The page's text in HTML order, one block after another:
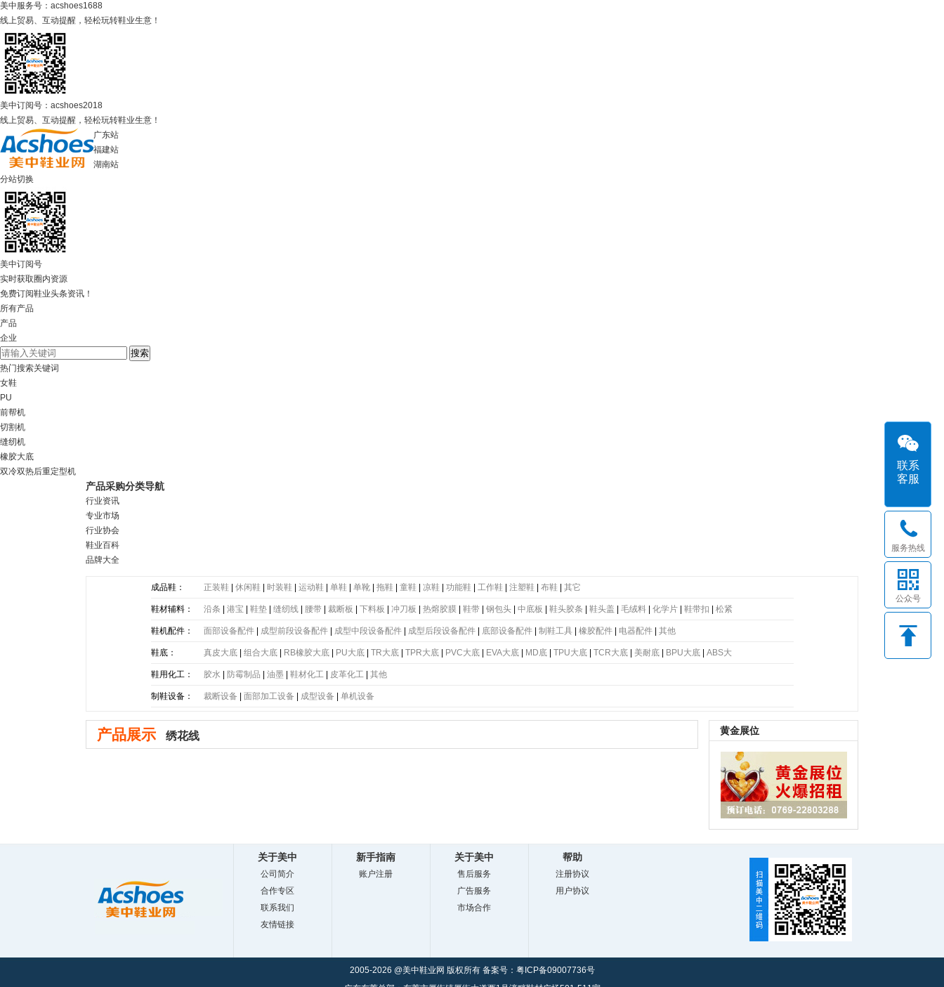
美中服务号：acshoes1688
线上贸易、互动提醒，轻松玩转鞋业生意！
美中订阅号：acshoes2018
线上贸易、互动提醒，轻松玩转鞋业生意！
广东站
福建站
湖南站
分站切换
美中订阅号
实时获取圈内资源
免费订阅鞋业头条资讯！
所有产品
产品
企业
热门搜索关键词
女鞋
PU
前帮机
切割机
缝纫机
橡胶大底
双冷双热后重定型机
产品采购分类导航
行业资讯
专业市场
行业协会
鞋业百科
品牌大全
成品鞋： 正装鞋| 休闲鞋| 时装鞋| 运动鞋| 单鞋| 单靴| 拖鞋| 童鞋| 凉鞋| 功能鞋| 工作鞋| 注塑鞋| 布鞋| 其它
鞋材辅料： 沿条 港宝 鞋垫| 缝纫线| 腰带| 裁断板 下料板 冲刀板 热熔胶膜 鞋带| 钢包头| 中底板 鞋头胶条 鞋头盖 毛绒料| 化学片| 鞋带扣 松紧
带|塑胶片|其他
鞋机配件： 面部设备配件| 成型前段设备配件| 成型中段设备配件| 成型后段设备配件| 底部设备配件| 制鞋工具 橡胶配件| 电器配件| 其他
鞋底： 真皮大底| 组合大底| RB橡胶大底| PU大底| TR大底| TPR大底| PVC大底| EVA大底| MD底| TPU大底| TCR大底| 美耐底| BPU大底| ABS大
底|PE大底|PP大底|SBR大底| PC大底|软木大底
鞋用化工： 胶水| 防霉制品 油墨 鞋材化工| 皮革化工| 其他
制鞋设备： 裁断设备 面部加工设备 成型设备 单机设备
产品展示 绣花线 黄金展位
关于美中
公司简介
合作专区
联系我们
友情链接
新手指南
账户注册
关于美中
售后服务
广告服务
市场合作
帮助
注册协议
用户协议
2005-2026 @美中鞋业网 版权所有 备案号： 粤ICP备09007736号
联系
客服
服务热线
公众号